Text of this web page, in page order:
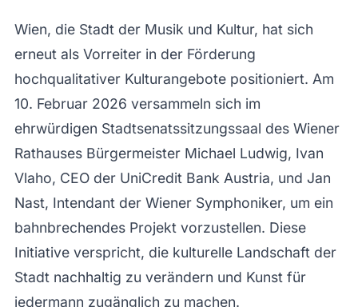
Wien, die Stadt der Musik und Kultur, hat sich
erneut als Vorreiter in der Förderung
hochqualitativer Kulturangebote positioniert. Am
10. Februar 2026 versammeln sich im
ehrwürdigen Stadtsenatssitzungssaal des Wiener
Rathauses Bürgermeister Michael Ludwig, Ivan
Vlaho, CEO der UniCredit Bank Austria, und Jan
Nast, Intendant der Wiener Symphoniker, um ein
bahnbrechendes Projekt vorzustellen. Diese
Initiative verspricht, die kulturelle Landschaft der
Stadt nachhaltig zu verändern und Kunst für
jedermann zugänglich zu machen.